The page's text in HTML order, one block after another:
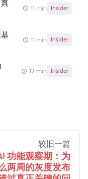
11 min Insider
11 min Insider
12 min Insider
较旧一篇
功能观察期：为
两周的灰度发布